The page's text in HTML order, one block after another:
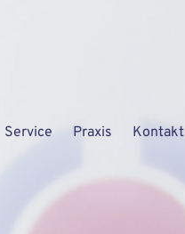
Service Praxis Kontakt